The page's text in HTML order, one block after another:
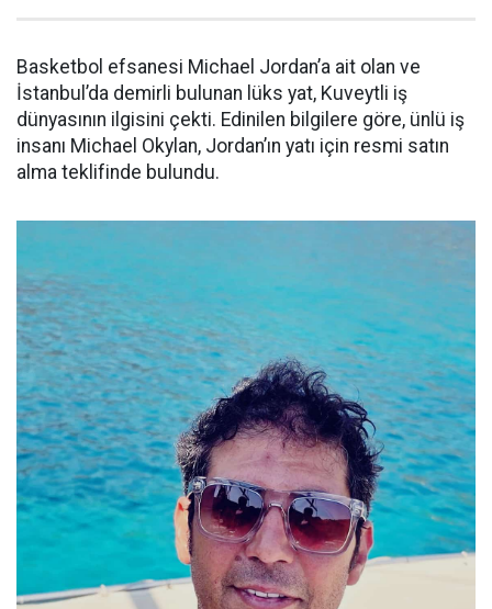
Basketbol efsanesi Michael Jordan’a ait olan ve
İstanbul’da demirli bulunan lüks yat, Kuveytli iş
dünyasının ilgisini çekti. Edinilen bilgilere göre, ünlü iş
insanı Michael Okylan, Jordan’ın yatı için resmi satın
alma teklifinde bulundu.